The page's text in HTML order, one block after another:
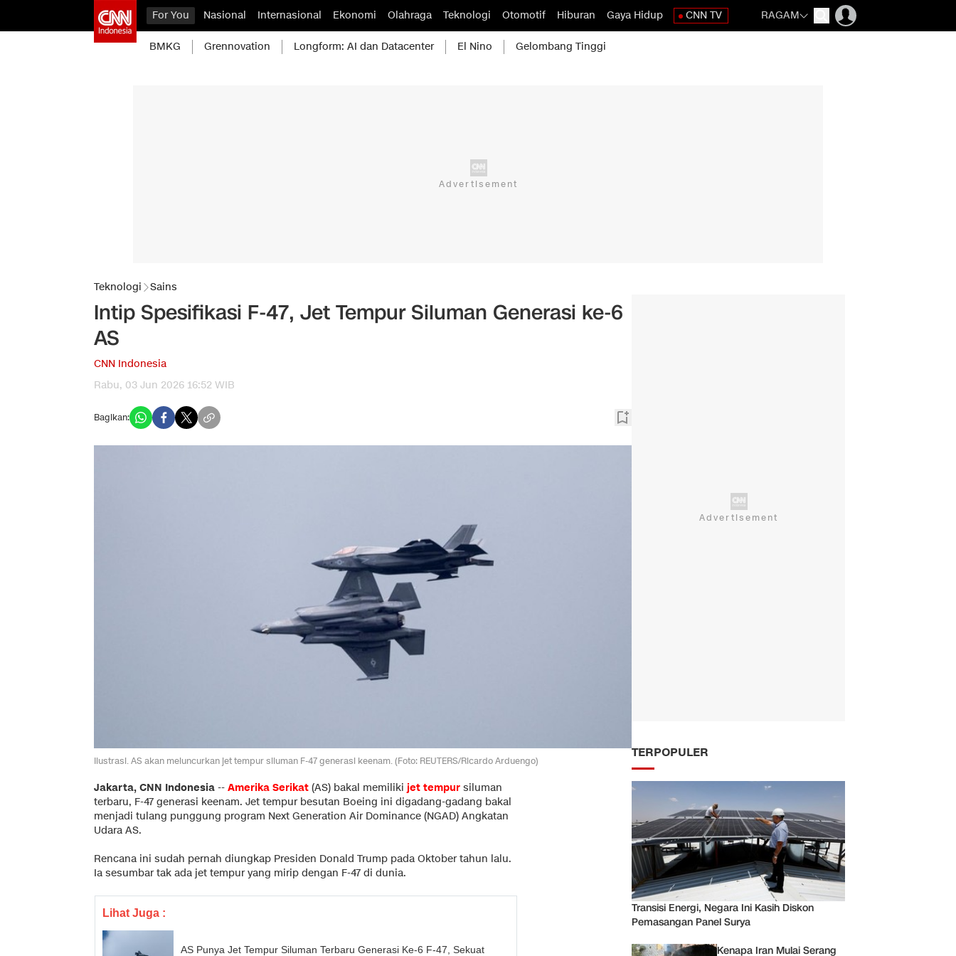
For You Nasional Internasional Ekonomi Olahraga Teknologi Otomotif Hiburan Gaya Hidup CNN TV RAGAM
BMKG Grennovation Longform: AI dan Datacenter El Nino Gelombang Tinggi
Teknologi Sains
Intip Spesifikasi F-47, Jet Tempur Siluman Generasi ke-6
AS
CNN Indonesia
Rabu, 03 Jun 2026 16:52 WIB
Bagikan:
Ilustrasi. AS akan meluncurkan jet tempur siluman F-47 generasi keenam. (Foto: REUTERS/Ricardo Arduengo)
Jakarta, CNN Indonesia -- Amerika Serikat (AS) bakal memiliki jet tempur siluman
terbaru, F-47 generasi keenam. Jet tempur besutan Boeing ini digadang-gadang bakal
menjadi tulang punggung program Next Generation Air Dominance (NGAD) Angkatan
Udara AS.
Rencana ini sudah pernah diungkap Presiden Donald Trump pada Oktober tahun lalu.
Ia sesumbar tak ada jet tempur yang mirip dengan F-47 di dunia.
Lihat Juga :
AS Punya Jet Tempur Siluman Terbaru Generasi Ke-6 F-47, Sekuat
TERPOPULER
Transisi Energi, Negara Ini Kasih Diskon
Pemasangan Panel Surya
Kenapa Iran Mulai Serang